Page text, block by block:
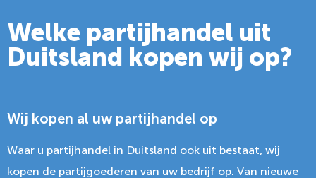
Welke partijhandel uit
Duitsland kopen wij op?
Wij kopen al uw partijhandel op
Waar u partijhandel in Duitsland ook uit bestaat, wij
kopen de partijgoederen van uw bedrijf op. Van nieuwe